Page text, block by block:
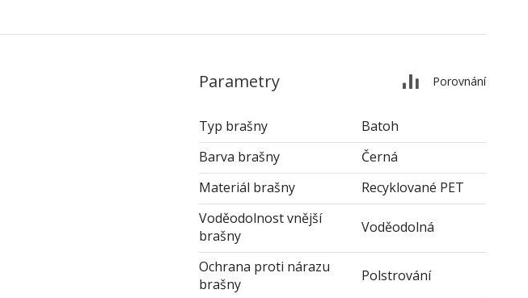
Parametry Porovnání
Typ brašny
Batoh
Barva brašny
Černá
Materiál brašny
Recyklované PET
Voděodolnost vnější
brašny
Voděodolná
Ochrana proti nárazu
brašny
Polstrování